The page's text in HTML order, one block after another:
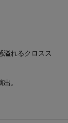
溢れるクロスス
。